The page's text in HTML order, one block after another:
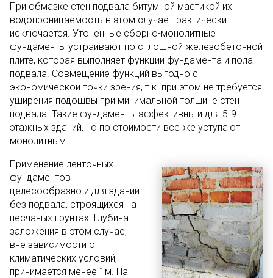
При обмазке стен подвала битумной мастикой их
водопроницаемость в этом случае практически
исключается. Утоненные сборно-монолитные
фундаменты устраивают по сплошной железобетонной
плите, которая выполняет функции фундамента и пола
подвала. Совмещение функций выгодно с
экономической точки зрения, т.к. при этом не требуется
уширения подошвы при минимальной толщине стен
подвала. Такие фундаменты эффективны и для 5-9-
этажных зданий, но по стоимости все же уступают
монолитным.
Применение ленточных
фундаментов
целесообразно и для зданий
без подвала, строящихся на
песчаных грунтах. Глубина
заложения в этом случае,
вне зависимости от
климатических условий,
принимается менее 1м. На